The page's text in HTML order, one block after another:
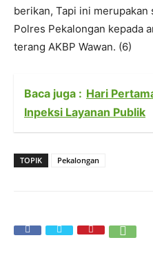
berikan, Tapi ini
Polres Pekalongan kepada
terang AKBP Wawan. (6)
Baca juga : Hari
Inpeksi Layanan Publik
TOPIK Pekalongan